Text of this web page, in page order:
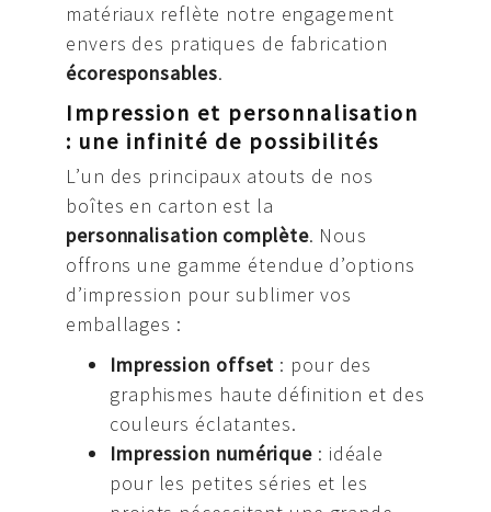
matériaux reflète notre engagement
envers des pratiques de fabrication
écoresponsables.
Impression et personnalisation
: une infinité de possibilités
L’un des principaux atouts de nos
boîtes en carton est la
personnalisation complète. Nous
offrons une gamme étendue d’options
d’impression pour sublimer vos
emballages :
Impression offset : pour des
graphismes haute définition et des
couleurs éclatantes.
Impression numérique : idéale
pour les petites séries et les